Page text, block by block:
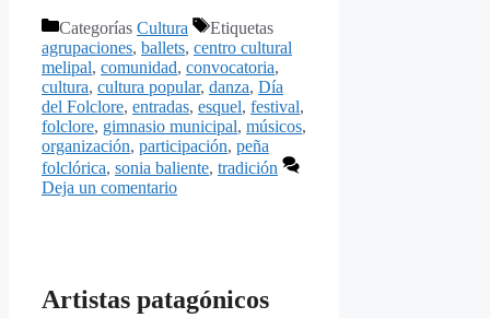
Categorías Cultura
Etiquetas
agrupaciones, ballets, centro cultural
melipal, comunidad, convocatoria,
cultura, cultura popular, danza, Día
del Folclore, entradas, esquel, festival,
folclore, gimnasio municipal, músicos,
organización, participación, peña
folclórica, sonia baliente, tradición
Deja un comentario
Artistas patagónicos